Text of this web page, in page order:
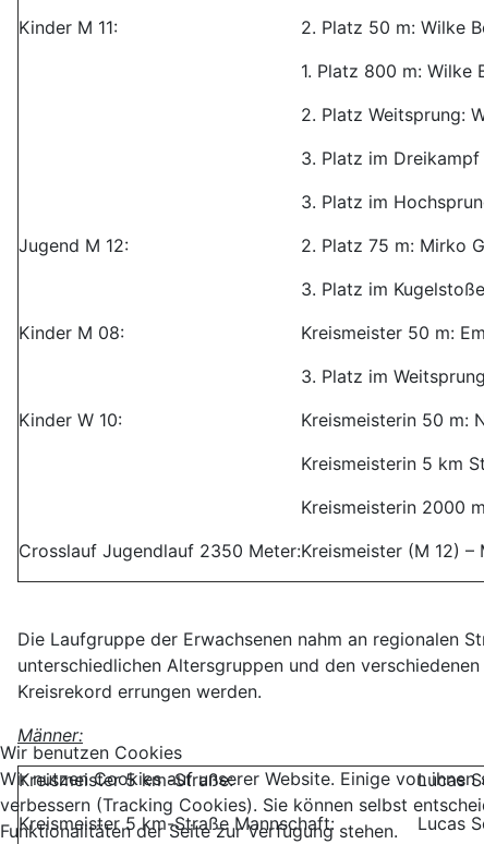
Kinder M 11:
2. Platz 50 m: Wilke
1. Platz 800 m: Wilke
2. Platz Weitsprung:
3. Platz im
3. Platz im
Jugend M 12:
2. Platz 75 m: Mirko
3. Platz im
Kinder M 08:
Kreismeister 50 m:
3. Platz im
Kinder W 10:
Kreismeisterin 50 m:
Kreismeisterin 5 km
Kreismeisterin 2000
Crosslauf Jugendlauf 2350 Meter:Kreismeister (M 12)
Die Laufgruppe der Erwachsenen nahm an regionalen
unterschiedlichen Altersgruppen und den
Kreisrekord errungen werden.
Männer:
Kreismeister 5 km-Straße: Lucas
Kreismeister 5 km-Straße Mannschaft:
Lucas
Wir benutzen Cookies
Wir nutzen Cookies auf unserer Website. Einige von
verbessern (Tracking Cookies). Sie können selbst
Funktionalitäten der Seite zur Verfügung stehen.